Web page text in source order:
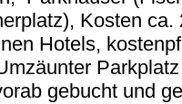
Kosten
Hotels,
gebucht und